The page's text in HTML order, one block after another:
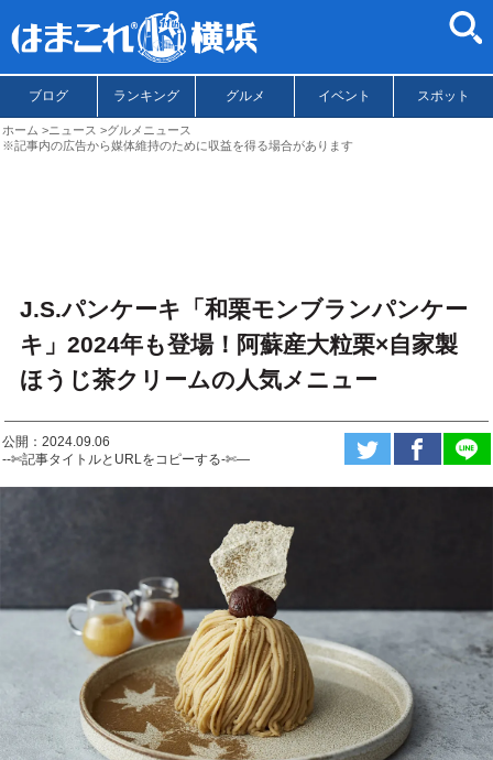
ブログ ランキング グルメ イベント スポット
ホーム ニュース
グルメニュース
※記事内の広告から媒体維持のために収益を得る場合があります
J.S.パンケーキ「和栗モンブランパンケー
キ」2024年も登場！阿蘇産大粒栗×自家製
ほうじ茶クリームの人気メニュー
公開：2024.09.06
--✄記事タイトルとURLをコピーする-✄—